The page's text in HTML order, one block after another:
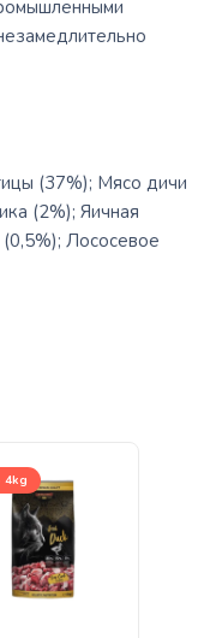
(37%); Мясо дичи
(2%); Яичная
Лососевое
4kg